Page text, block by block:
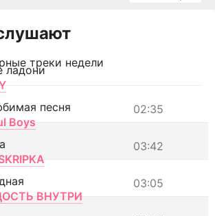
треки недели
ладони
02:35
песня
Boys
03:42
03:05
ВНУТРИ